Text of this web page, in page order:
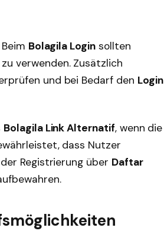
Bolagila Loginsollten
verwenden. Zusätzlich
und bei Bedarf den Login
Bolagila Link Alternatif, wenn die
dass Nutzer
Registrierung über Daftar